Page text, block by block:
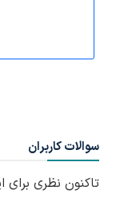
سوالات کاربران
تاکنون نظری